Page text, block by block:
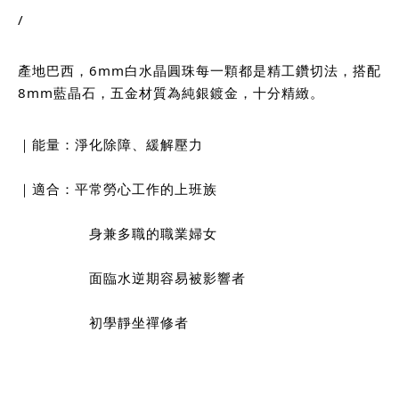
/
產地巴西，6mm白水晶圓珠每一顆都是精工鑽切法，搭配
8mm藍晶石，五金材質為純銀鍍金，十分精緻。
｜能量：淨化除障、緩解壓力
｜適合：平常勞心工作的上班族
                身兼多職的職業婦女
                面臨水逆期容易被影響者
                初學靜坐禪修者